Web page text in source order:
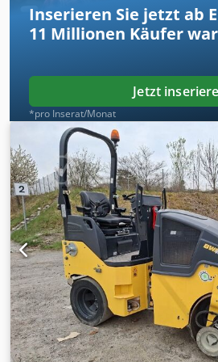
Inserieren Sie jetzt ab
11 Millionen Käufer
Jetzt
*pro Inserat/Monat